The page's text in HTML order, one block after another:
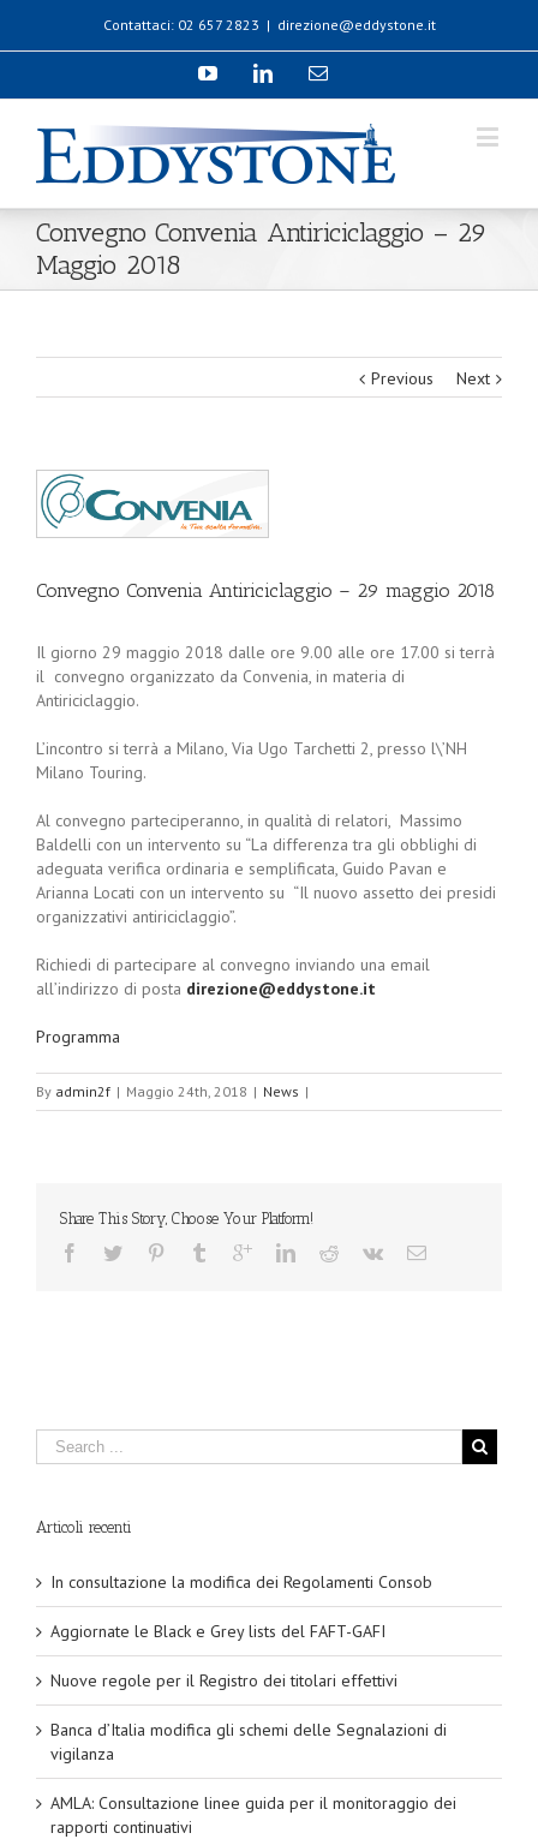
Contattaci: 02 657 2823 | direzione@eddystone.it
Convegno Convenia Antiriciclaggio – 29
Maggio 2018
Previous Next
Convegno Convenia Antiriciclaggio – 29 maggio 2018
Il giorno 29 maggio 2018 dalle ore 9.00 alle ore 17.00 si terrà
il convegno organizzato da Convenia, in materia di
Antiriciclaggio.
L’incontro si terrà a Milano, Via Ugo Tarchetti 2, presso l\’NH
Milano Touring.
Al convegno parteciperanno, in qualità di relatori, Massimo
Baldelli con un intervento su “La differenza tra gli obblighi di
adeguata verifica ordinaria e semplificata, Guido Pavan e
Arianna Locati con un intervento su “Il nuovo assetto dei presidi
organizzativi antiriciclaggio”.
Richiedi di partecipare al convegno inviando una email
all’indirizzo di posta direzione@eddystone.it
Programma
By admin2f | Maggio 24th, 2018 | News |
Share This Story, Choose Your Platform!
Articoli recenti
In consultazione la modifica dei Regolamenti Consob
Aggiornate le Black e Grey lists del FAFT-GAFI
Nuove regole per il Registro dei titolari effettivi
Banca d’Italia modifica gli schemi delle Segnalazioni di
vigilanza
AMLA: Consultazione linee guida per il monitoraggio dei
rapporti continuativi